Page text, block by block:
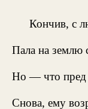
Кончив, с
Пала на землю
Но — что пред
Снова, ему